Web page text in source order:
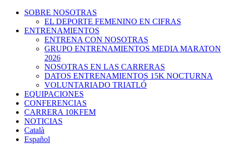
SOBRE NOSOTRAS
EL DEPORTE FEMENINO EN CIFRAS
ENTRENAMIENTOS
ENTRENA CON NOSOTRAS
GRUPO ENTRENAMIENTOS MEDIA MARATON
2026
NOSOTRAS EN LAS CARRERAS
DATOS ENTRENAMIENTOS 15K NOCTURNA
VOLUNTARIADO TRIATLÓ
EQUIPACIONES
CONFERENCIAS
CARRERA 10KFEM
NOTICIAS
Català
Español